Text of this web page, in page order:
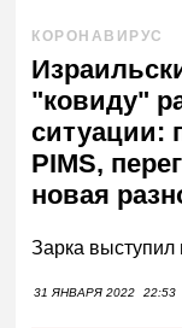
КОРОНАВИРУС
"ковиду"
ситуации:
PIMS,
новая
Зарка выступил
31 ЯНВАРЯ 2022 22:53